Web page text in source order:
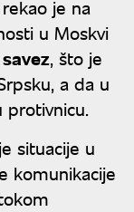
rekao je na
u Moskvi
, što je
a da u
protivnicu.
situacije u
komunikacije